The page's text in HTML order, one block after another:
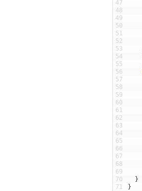
47
48
49
50
51
52
53
54
55
56
57
58
59
60
61
62
63
64
65
66
67
68
69
70
71
}
}